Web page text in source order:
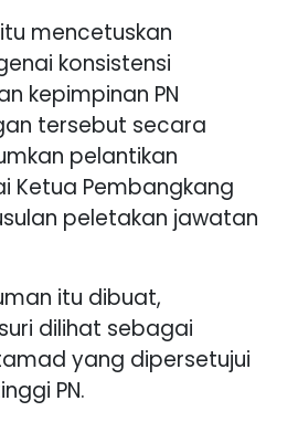
mencetuskan
konsistensi
kepimpinan PN
tersebut secara
pelantikan
Ketua Pembangkang
peletakan jawatan
itu dibuat,
dilihat sebagai
yang dipersetujui
PN.